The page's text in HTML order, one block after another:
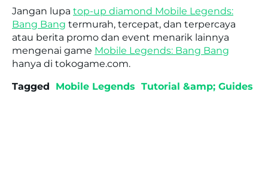
Jangan lupa top-up diamond Mobile Legends:
Bang Bang termurah, tercepat, dan terpercaya
atau berita promo dan event menarik lainnya
mengenai game Mobile Legends: Bang Bang
hanya di tokogame.com.
Tagged
Mobile Legends Tutorial &amp; Guides